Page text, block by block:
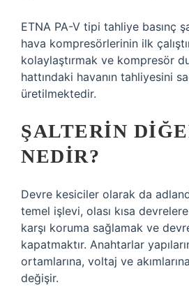
ETNA PA-V tipi tahliye basınç
hava kompresörlerinin ilk
kolaylaştırmak ve kompresör
hattındaki havanın tahliyesini
üretilmektedir.
ŞALTERIN
NEDIR?
Devre kesiciler olarak da
temel işlevi, olası kısa
karşı koruma sağlamak ve
kapatmaktır. Anahtarlar
ortamlarına, voltaj ve
değişir.